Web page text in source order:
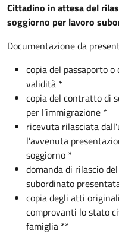
Cittadino in attesa del
soggiorno per lavoro
Documentazione da
copia del passaporto
validità *
copia del contratto di
per l’immigrazione *
ricevuta rilasciata
l’avvenuta
soggiorno *
domanda di rilascio
subordinato
copia degli atti
comprovanti lo stato
famiglia **